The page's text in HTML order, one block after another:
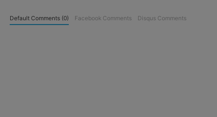
Default Comments (0) Facebook Comments Disqus Comments